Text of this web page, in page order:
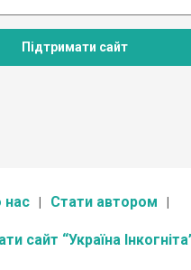
Підтримати сайт
нас Стати автором
сайт “Україна